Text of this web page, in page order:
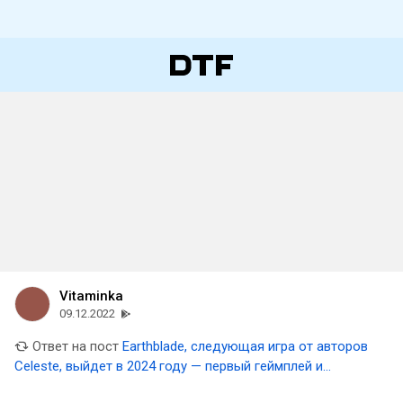
Vitaminka
09.12.2022
Ответ на пост Earthblade, следующая игра от авторов
Celeste, выйдет в 2024 году — первый геймплей и